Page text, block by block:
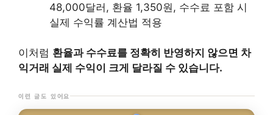
48,000달러, 환율 1,350원, 수수료 포함 시
실제 수익률 계산법 적용
이처럼 환율과 수수료를 정확히 반영하지 않으면 차
익거래 실제 수익이 크게 달라질 수 있습니다.
이런 글도 있어요